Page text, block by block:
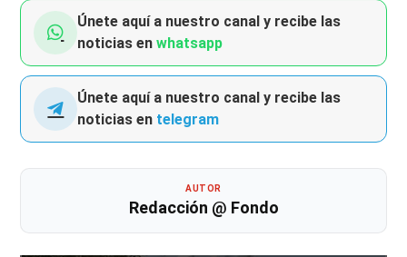
Únete aquí a nuestro canal y recibe las
noticias enwhatsapp
Únete aquí a nuestro canal y recibe las
noticias en telegram
AUTOR
Redacción @ Fondo